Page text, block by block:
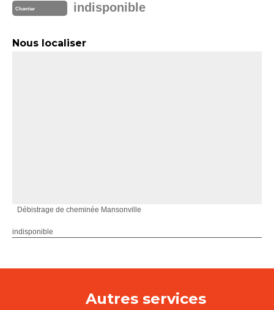
Chantier indisponible
Nous localiser
Débistrage de cheminée Mansonville
indisponible
Autres services